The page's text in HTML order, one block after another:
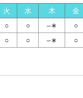
火 水 木 金
○ ○ –∗ ○
○ ○ –∗ ○